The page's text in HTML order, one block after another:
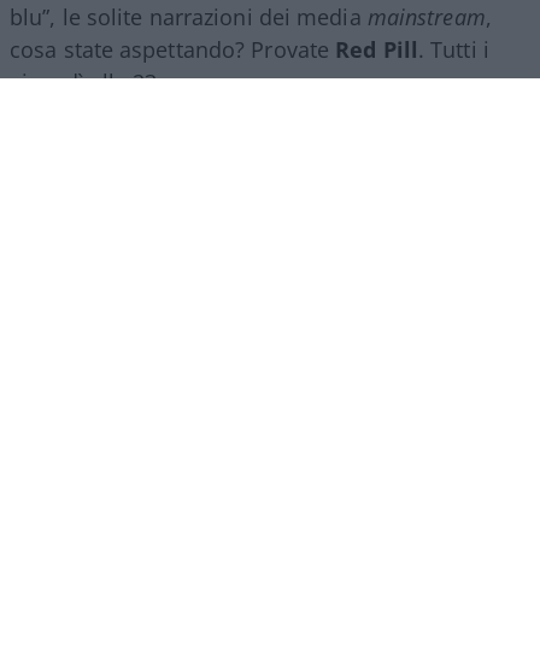
blu”, le solite narrazioni dei media mainstream,
cosa state aspettando? Provate Red Pill. Tutti i
giovedì alle 23